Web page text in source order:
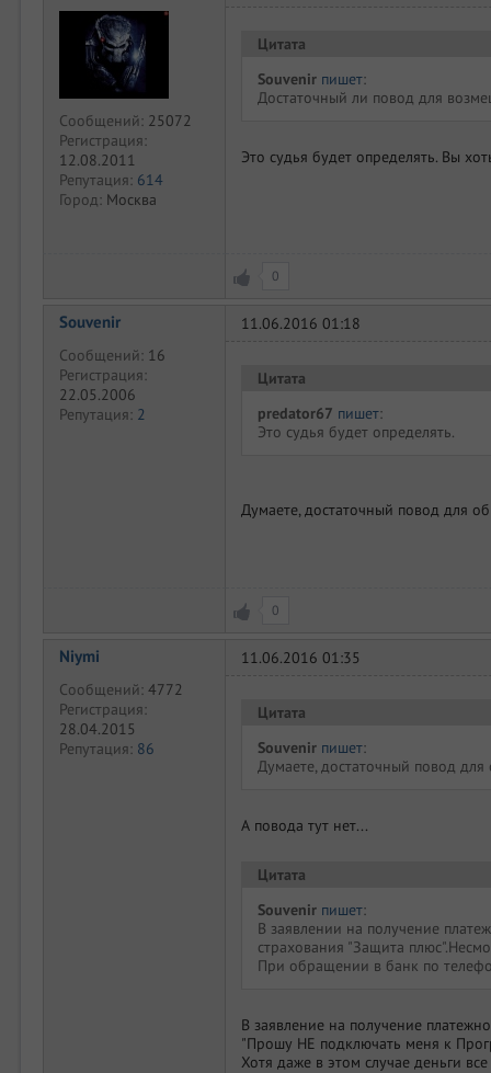
Сообщений: 25072
Регистрация:
12.08.2011
Репутация: 614
Город: Москва
Цитата
Souvenir пишет:
Достаточный ли повод для
Это судья будет определять. Вы
0
Souvenir
Сообщений: 16
Регистрация:
22.05.2006
Репутация: 2
11.06.2016 01:18
Цитата
predator67 пишет:
Это судья будет определять.
Думаете, достаточный повод для
0
Niymi
Сообщений: 4772
Регистрация:
28.04.2015
Репутация: 86
11.06.2016 01:35
Цитата
Souvenir пишет:
Думаете, достаточный повод
А повода тут нет...
Цитата
Souvenir пишет:
В заявлении на получение
страхования "Защита
При обращении в банк по
В заявление на получение
"Прошу НЕ подключать меня к
Хотя даже в этом случае деньги